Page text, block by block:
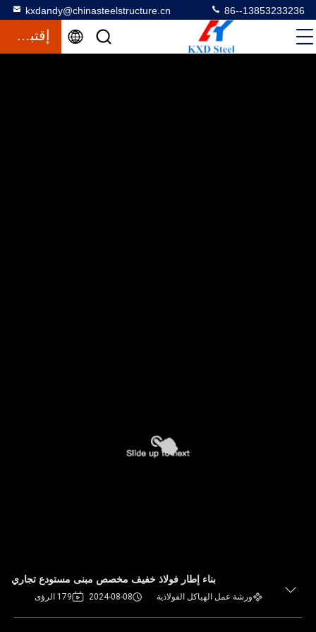
kxdandy@chinasteelstructure.cn 86--13853233236
إقتباس
بناء إطار فولاذ خفيف مخصص مبنى مستودع تجاري
ورشة عمل الهياكل الفولاذية 2024-08-08 179 الرؤى